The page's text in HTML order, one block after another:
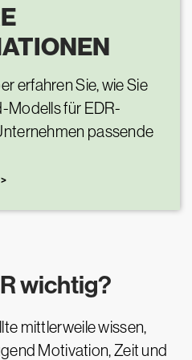
erfahren Sie, wie Sie
Modells für EDR-
passende
wichtig?
mittlerweile wissen,
Motivation, Zeit und